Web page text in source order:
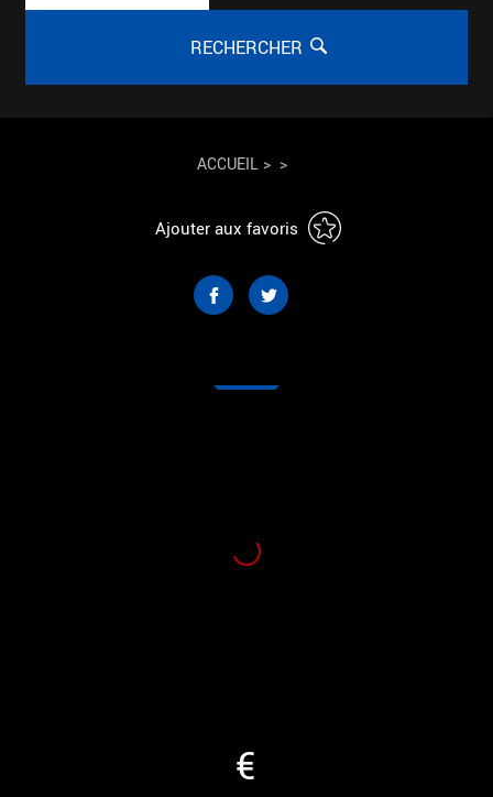
RECHERCHER
ACCUEIL > >
Ajouter aux favoris
€